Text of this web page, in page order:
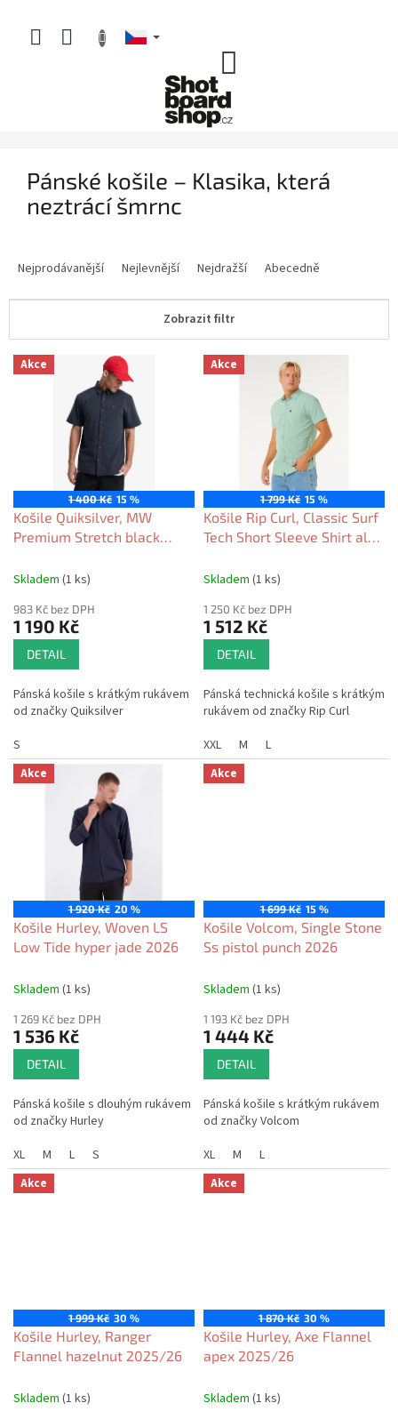
obsah
Pánské košile – Klasika, která
neztrácí šmrnc
e
í
Nejprodávanější Nejlevnější Nejdražší Abecedně
Zobrazit filtr
V
ý
o
d
u
t
Akce
1 400 Kč 15 %
Košile Quiksilver, MW
Premium Stretch black
Skladem (1 ks)
983 Kč bez DPH
1 190 Kč
DETAIL
Pánská košile s krátkým rukávem
od značky Quiksilver
S
Akce
1 799 Kč 15 %
Košile Rip Curl, Classic Surf
Tech Short Sleeve Shirt aloe
Skladem (1 ks)
1 250 Kč bez DPH
1 512 Kč
DETAIL
Pánská technická košile s krátkým
rukávem od značky Rip Curl
XXL
M L
Akce
1 920 Kč 20 %
Košile Hurley, Woven LS
Low Tide hyper jade 2026
Skladem (1 ks)
1 269 Kč bez DPH
1 536 Kč
DETAIL
Pánská košile s dlouhým rukávem
od značky Hurley
XL
M L S
Akce
1 699 Kč 15 %
Košile Volcom, Single Stone
Ss pistol punch 2026
Skladem (1 ks)
1 193 Kč bez DPH
1 444 Kč
DETAIL
Pánská košile s krátkým rukávem
od značky Volcom
XL
M L
Akce
1 999 Kč 30 %
Košile Hurley, Ranger
Flannel hazelnut 2025/26
Skladem (1 ks)
Akce
1 870 Kč 30 %
Košile Hurley, Axe Flannel
apex 2025/26
Skladem (1 ks)